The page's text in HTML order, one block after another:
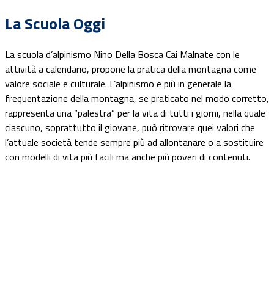
La Scuola Oggi
La scuola d’alpinismo Nino Della Bosca Cai Malnate con le
attività a calendario, propone la pratica della montagna come
valore sociale e culturale. L’alpinismo e più in generale la
frequentazione della montagna, se praticato nel modo corretto,
rappresenta una “palestra” per la vita di tutti i giorni, nella quale
ciascuno, soprattutto il giovane, può ritrovare quei valori che
l’attuale società tende sempre più ad allontanare o a sostituire
con modelli di vita più facili ma anche più poveri di contenuti.